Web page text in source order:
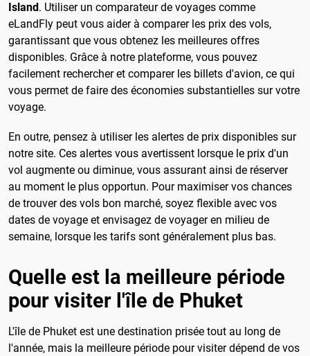
Island . Utiliser un comparateur de voyages comme
eLandFly peut vous aider à comparer les prix des vols,
garantissant que vous obtenez les meilleures offres
disponibles. Grâce à notre plateforme, vous pouvez
facilement rechercher et comparer les billets d'avion, ce qui
vous permet de faire des économies substantielles sur votre
voyage.
En outre, pensez à utiliser les alertes de prix disponibles sur
notre site. Ces alertes vous avertissent lorsque le prix d'un
vol augmente ou diminue, vous assurant ainsi de réserver
au moment le plus opportun. Pour maximiser vos chances
de trouver des vols bon marché, soyez flexible avec vos
dates de voyage et envisagez de voyager en milieu de
semaine, lorsque les tarifs sont généralement plus bas.
Quelle est la meilleure période
pour visiter l'île de Phuket
L'île de Phuket est une destination prisée tout au long de
l'année, mais la meilleure période pour visiter dépend de vos